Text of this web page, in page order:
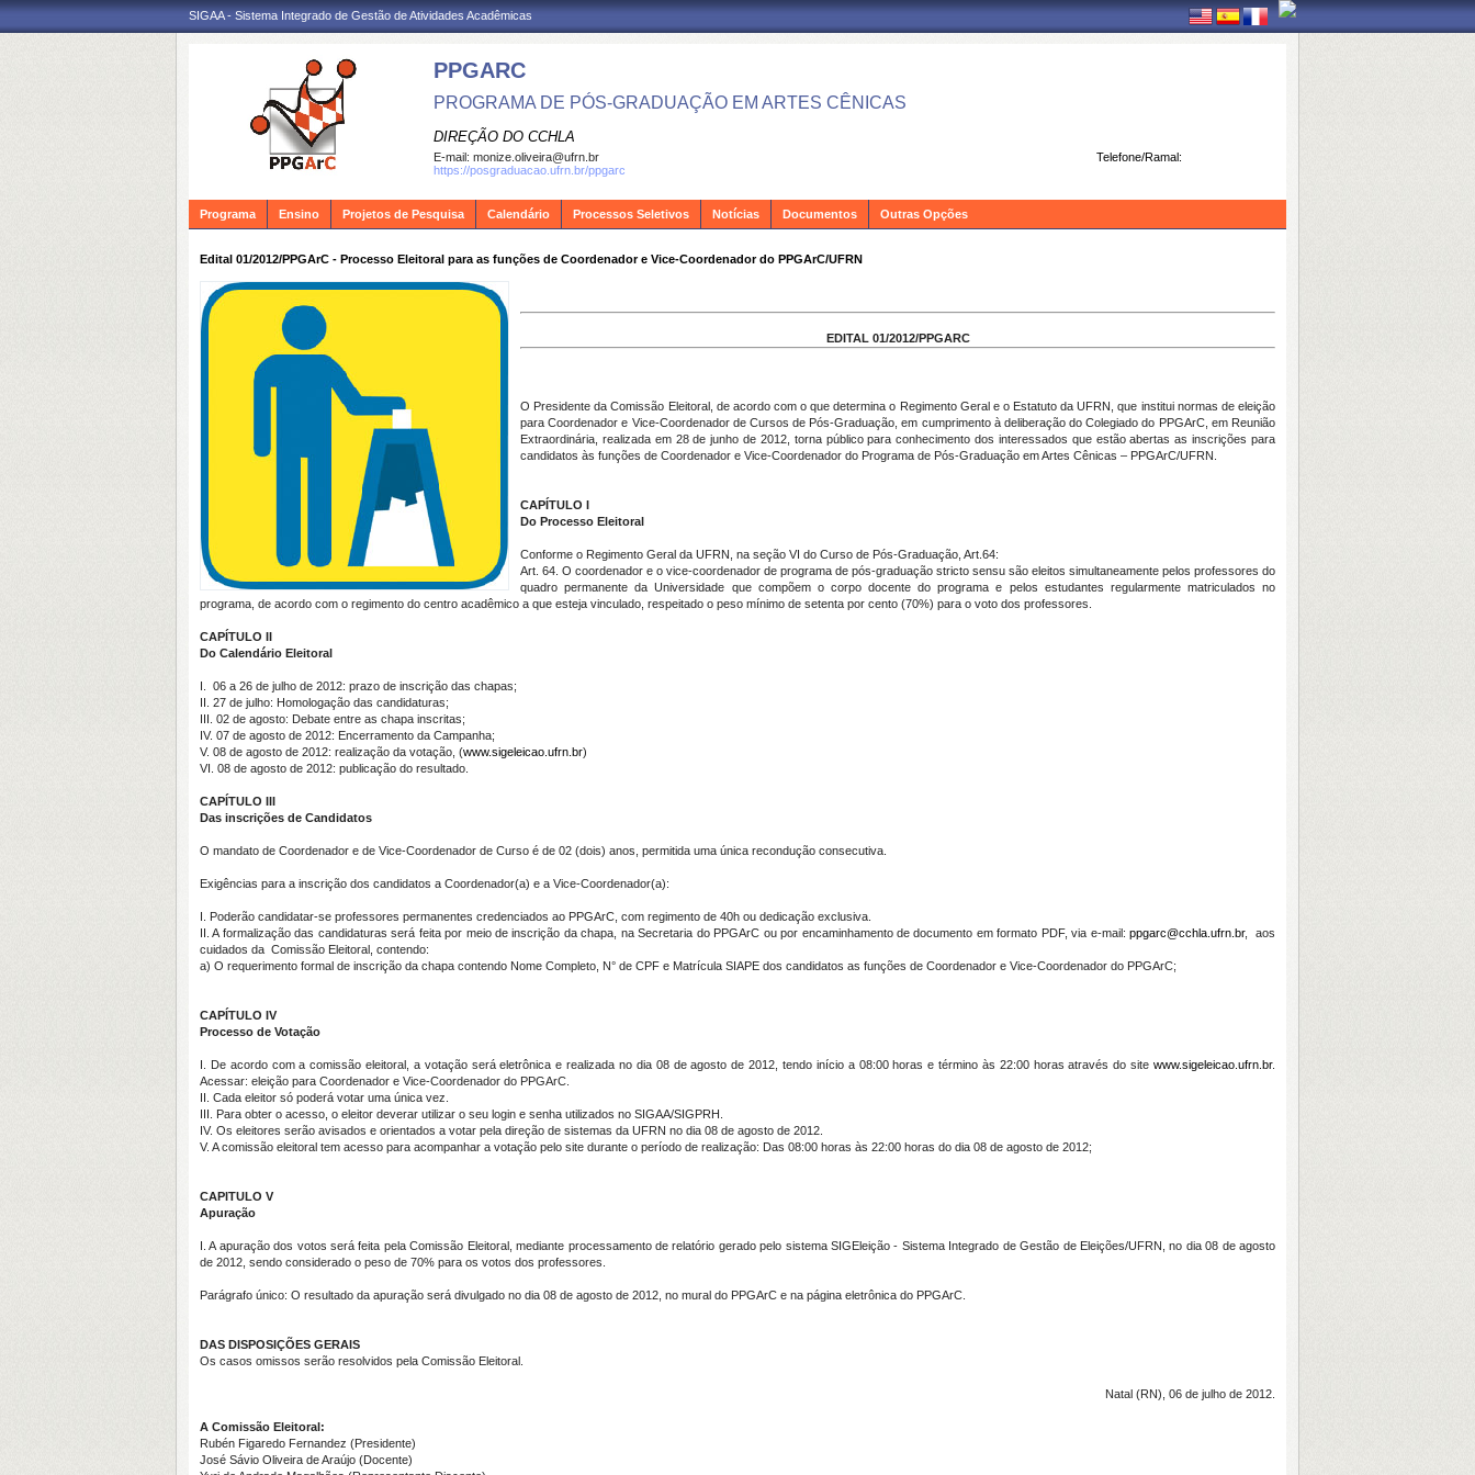
SIGAA - Sistema Integrado de Gestão de Atividades Acadêmicas
PPGARC
PROGRAMA DE PÓS-GRADUAÇÃO EM ARTES CÊNICAS
DIREÇÃO DO CCHLA
Telefone/Ramal:
E-mail: monize.oliveira@ufrn.br
https://posgraduacao.ufrn.br/ppgarc
Programa Ensino Projetos de Pesquisa Calendário Processos Seletivos Notícias Documentos Outras Opções
Edital 01/2012/PPGArC - Processo Eleitoral para as funções de Coordenador e Vice-Coordenador do PPGArC/UFRN
EDITAL 01/2012/PPGARC
O Presidente da Comissão Eleitoral, de acordo com o que determina o Regimento Geral e o Estatuto da UFRN, que institui normas de eleição
para Coordenador e Vice-Coordenador de Cursos de Pós-Graduação, em cumprimento à deliberação do Colegiado do PPGArC, em Reunião
Extraordinária, realizada em 28 de junho de 2012, torna público para conhecimento dos interessados que estão abertas as inscrições para
candidatos às funções de Coordenador e Vice-Coordenador do Programa de Pós-Graduação em Artes Cênicas – PPGArC/UFRN.
CAPÍTULO I
Do Processo Eleitoral
Conforme o Regimento Geral da UFRN, na seção VI do Curso de Pós-Graduação, Art.64:
Art. 64. O coordenador e o vice-coordenador de programa de pós-graduação stricto sensu são eleitos simultaneamente pelos professores do
quadro permanente da Universidade que compõem o corpo docente do programa e pelos estudantes regularmente matriculados no
programa, de acordo com o regimento do centro acadêmico a que esteja vinculado, respeitado o peso mínimo de setenta por cento (70%) para o voto dos professores.
CAPÍTULO II
Do Calendário Eleitoral
I. 06 a 26 de julho de 2012: prazo de inscrição das chapas;
II. 27 de julho: Homologação das candidaturas;
III. 02 de agosto: Debate entre as chapa inscritas;
IV. 07 de agosto de 2012: Encerramento da Campanha;
V. 08 de agosto de 2012: realização da votação, (www.sigeleicao.ufrn.br)
VI. 08 de agosto de 2012: publicação do resultado.
CAPÍTULO III
Das inscrições de Candidatos
O mandato de Coordenador e de Vice-Coordenador de Curso é de 02 (dois) anos, permitida uma única recondução consecutiva.
Exigências para a inscrição dos candidatos a Coordenador(a) e a Vice-Coordenador(a):
I. Poderão candidatar-se professores permanentes credenciados ao PPGArC, com regimento de 40h ou dedicação exclusiva.
II. A formalização das candidaturas será feita por meio de inscrição da chapa, na Secretaria do PPGArC ou por encaminhamento de documento em formato PDF, via e-mail:ppgarc@cchla.ufrn.br, aos
cuidados da Comissão Eleitoral, contendo:
a) O requerimento formal de inscrição da chapa contendo Nome Completo, N° de CPF e Matrícula SIAPE dos candidatos as funções de Coordenador e Vice-Coordenador do PPGArC;
CAPÍTULO IV
Processo de Votação
I. De acordo com a comissão eleitoral, a votação será eletrônica e realizada no dia 08 de agosto de 2012, tendo início a 08:00 horas e término às 22:00 horas através do site www.sigeleicao.ufrn.br.
Acessar: eleição para Coordenador e Vice-Coordenador do PPGArC.
II. Cada eleitor só poderá votar uma única vez.
III. Para obter o acesso, o eleitor deverar utilizar o seu login e senha utilizados no SIGAA/SIGPRH.
IV. Os eleitores serão avisados e orientados a votar pela direção de sistemas da UFRN no dia 08 de agosto de 2012.
V. A comissão eleitoral tem acesso para acompanhar a votação pelo site durante o período de realização: Das 08:00 horas às 22:00 horas do dia 08 de agosto de 2012;
CAPITULO V
Apuração
I. A apuração dos votos será feita pela Comissão Eleitoral, mediante processamento de relatório gerado pelo sistema SIGEleição - Sistema Integrado de Gestão de Eleições/UFRN, no dia 08 de agosto
de 2012, sendo considerado o peso de 70% para os votos dos professores.
Parágrafo único: O resultado da apuração será divulgado no dia 08 de agosto de 2012, no mural do PPGArC e na página eletrônica do PPGArC.
DAS DISPOSIÇÕES GERAIS
Os casos omissos serão resolvidos pela Comissão Eleitoral.
Natal (RN), 06 de julho de 2012.
A Comissão Eleitoral:
Rubén Figaredo Fernandez (Presidente)
José Sávio Oliveira de Araújo (Docente)